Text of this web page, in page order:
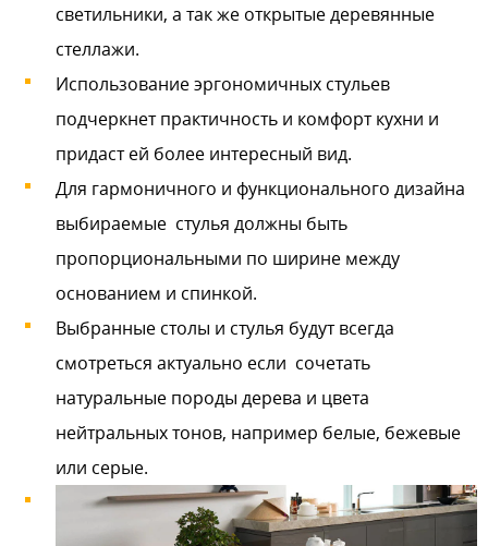
светильники, а так же открытые деревянные
стеллажи.
Использование эргономичных стульев
подчеркнет практичность и комфорт кухни и
придаст ей более интересный вид.
Для гармоничного и функционального дизайна
выбираемые стулья должны быть
пропорциональными по ширине между
основанием и спинкой.
Выбранные столы и стулья будут всегда
смотреться актуально если сочетать
натуральные породы дерева и цвета
нейтральных тонов, например белые, бежевые
или серые.